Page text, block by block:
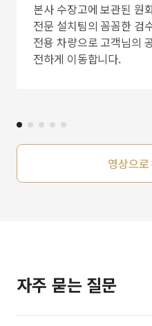
본사 수장고에 보관된 원
전문 설치팀의 꼼꼼한 검
전용 차량으로 고객님의
전하게 이동합니다.
영상으
자주 묻는 질문